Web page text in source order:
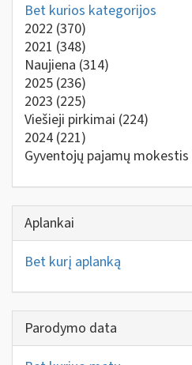
Bet kurios kategorijos
2022 (370)
2021 (348)
Naujiena (314)
2025 (236)
2023 (225)
Viešieji pirkimai (224)
2024 (221)
Gyventojų pajamų mokestis
Aplankai
Bet kurį aplanką
Parodymo data